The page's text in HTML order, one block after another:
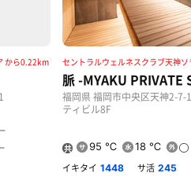
から0.22km セントラルウェルネスクラブ天神
脈 -MYAKU PRIVATE
福岡県 福岡市中央区天神2-7-
ティビル8F
共
95 ℃ 18 ℃
イキタイ 1448 サ活 245